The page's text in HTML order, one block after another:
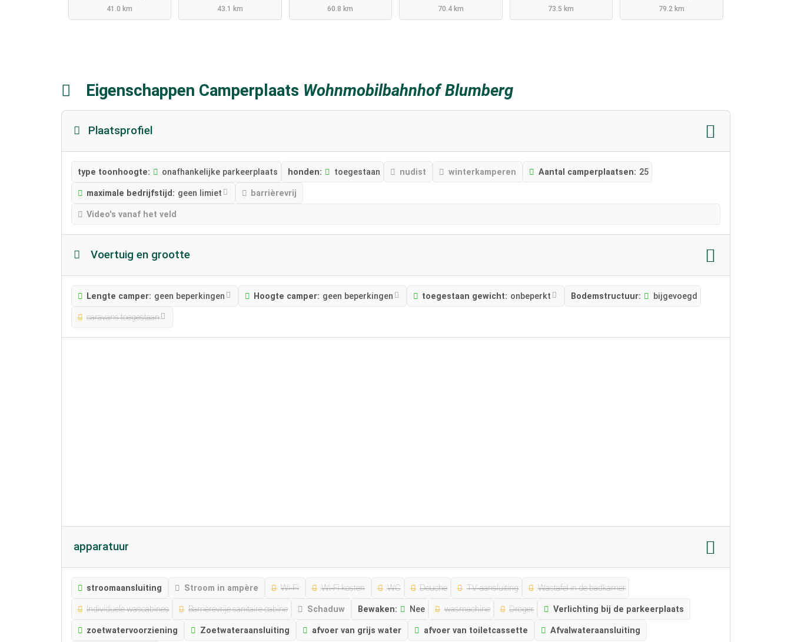
41.0 km
43.1 km
60.8 km
70.4 km
73.5 km
79.2 km
Eigenschappen Camperplaats Wohnmobilbahnhof Blumberg
Plaatsprofiel
type toonhoogte: onafhankelijke parkeerplaats honden: toegestaan nudist winterkamperen Aantal camperplaatsen: 25
maximale bedrijfstijd: geen limiet barrièrevrij
Video's vanaf het veld
Voertuig en grootte
Lengte camper: geen beperkingen Hoogte camper: geen beperkingen toegestaan ​​gewicht: onbeperkt Bodemstructuur: bijgevoegd
caravans toegestaan
apparatuur
stroomaansluiting Stroom in ampère Wi-Fi Wi-Fi kosten WC Douche TV-aansluiting Wastafel in de badkamer
Individuele wascabines Barrièrevrije sanitaire cabine Schaduw Bewaken: Nee wasmachine Droger Verlichting bij de parkeerplaats
zoetwatervoorziening Zoetwateraansluiting afvoer van grijs water afvoer van toiletcassette Afvalwateraansluiting